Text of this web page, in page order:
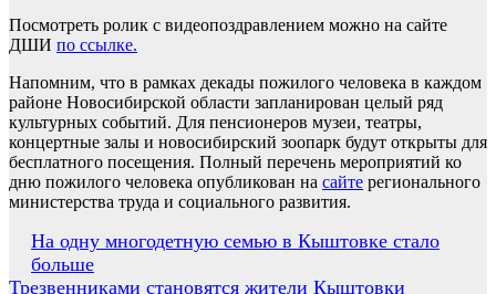
Посмотреть ролик с видеопоздравлением можно на сайте
ДШИ по ссылке.
Напомним, что в рамках декады пожилого человека в каждом
районе Новосибирской области запланирован целый ряд
культурных событий. Для пенсионеров музеи, театры,
концертные залы и новосибирский зоопарк будут открыты для
бесплатного посещения. Полный перечень мероприятий ко
дню пожилого человека опубликован на сайте регионального
министерства труда и социального развития.
Навигация
по
На одну многодетную семью в Кыштовке стало
больше
Трезвенниками становятся жители Кыштовки